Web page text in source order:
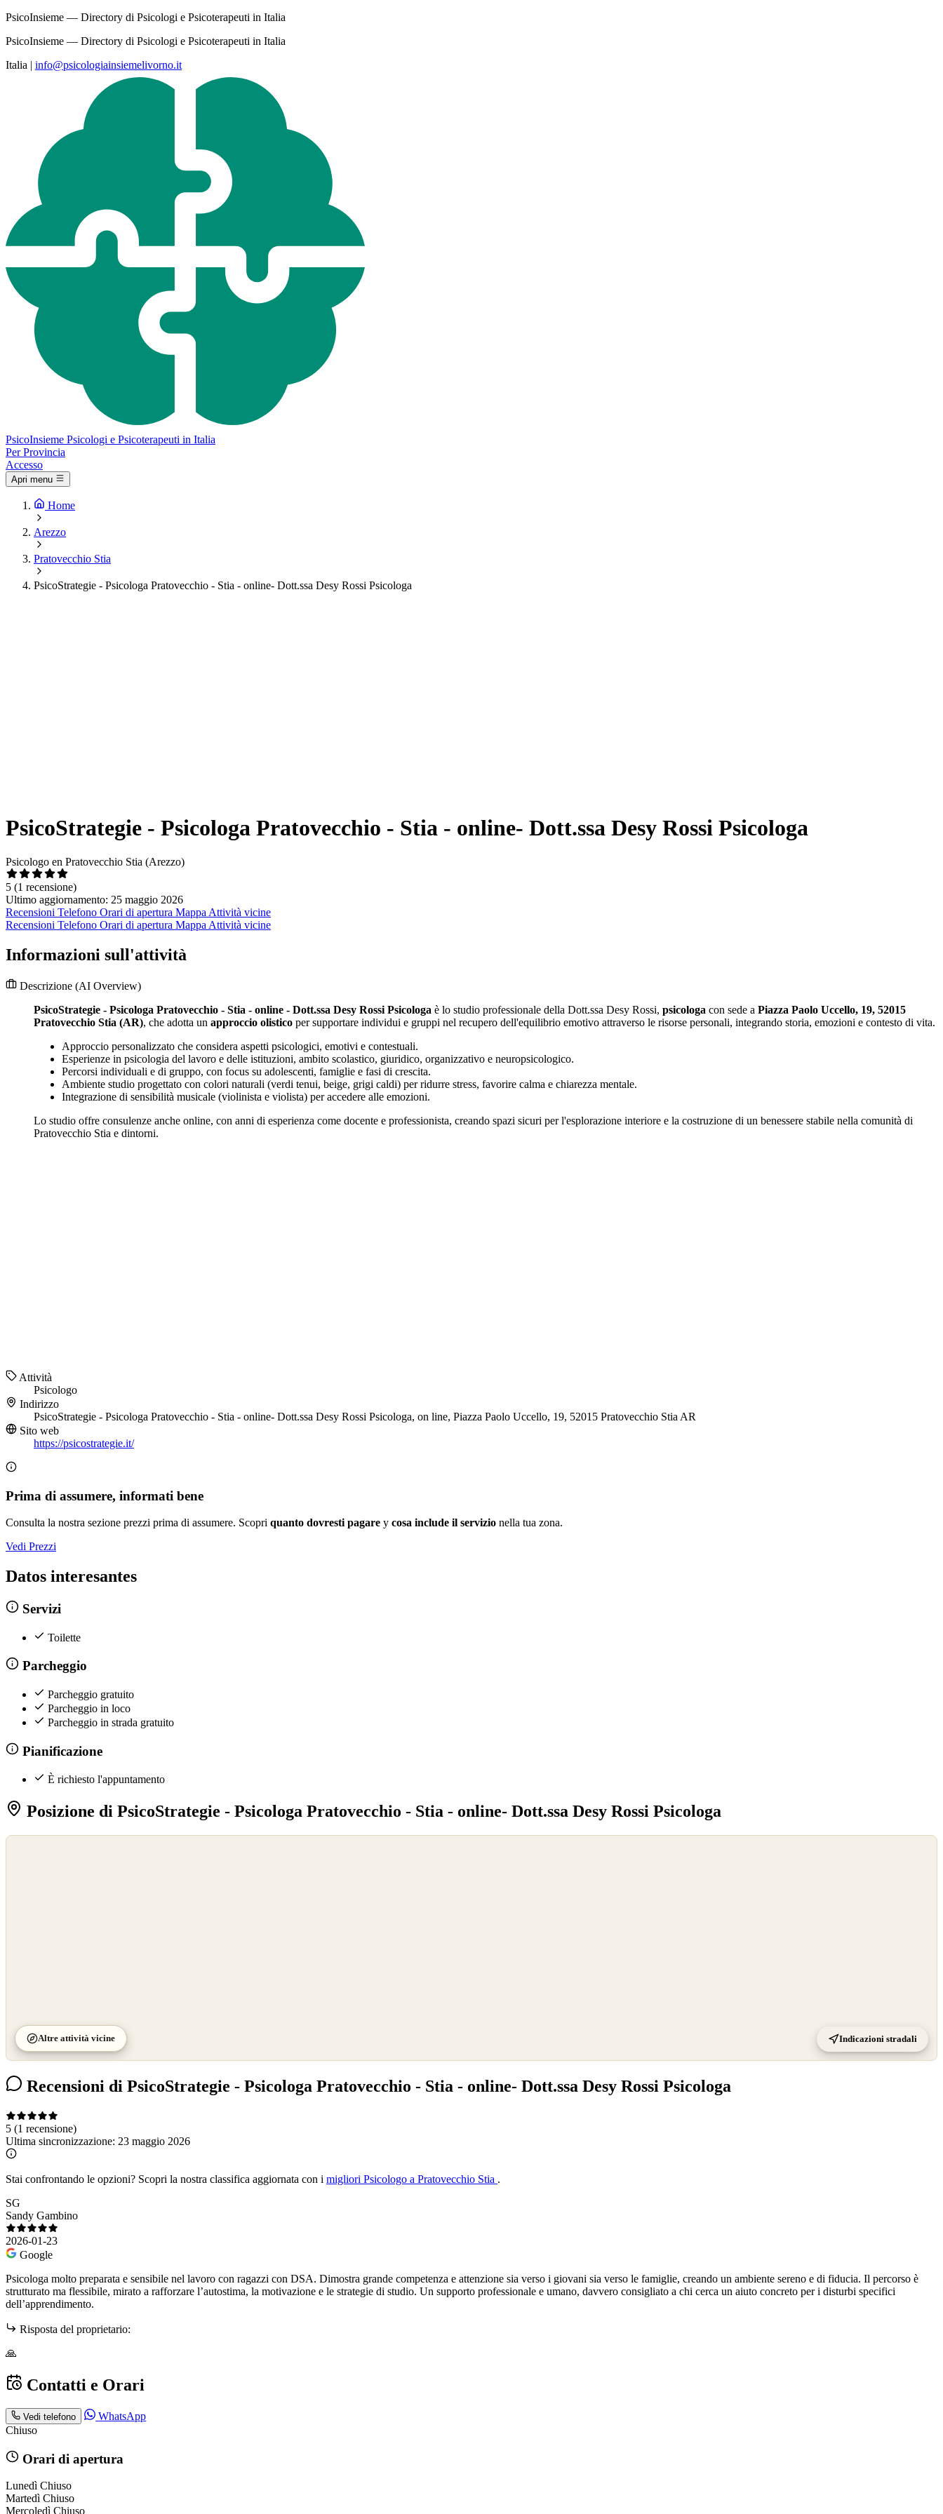
PsicoInsieme — Directory di Psicologi e Psicoterapeuti in Italia
PsicoInsieme — Directory di Psicologi e Psicoterapeuti in Italia
Italia | info@psicologiainsiemelivorno.it
PsicoInsieme Psicologi e Psicoterapeuti in Italia
Per Provincia
Accesso
Apri menu
Home
Arezzo
Pratovecchio Stia
PsicoStrategie - Psicologa Pratovecchio - Stia - online- Dott.ssa Desy Rossi Psicologa
PsicoStrategie - Psicologa Pratovecchio - Stia - online- Dott.ssa Desy Rossi Psicologa
Psicologo en Pratovecchio Stia (Arezzo)
5 (1 recensione)
Ultimo aggiornamento: 25 maggio 2026
Recensioni Telefono Orari di apertura Mappa Attività vicine
Recensioni Telefono Orari di apertura Mappa Attività vicine
Informazioni sull'attività
Descrizione (AI Overview)
PsicoStrategie - Psicologa Pratovecchio - Stia - online - Dott.ssa Desy Rossi Psicologa è lo studio professionale della Dott.ssa Desy Rossi, psicologa con sede a Piazza Paolo Uccello, 19, 52015
Pratovecchio Stia (AR), che adotta un approccio olistico per supportare individui e gruppi nel recupero dell'equilibrio emotivo attraverso le risorse personali, integrando storia, emozioni e contesto di vita.
Approccio personalizzato che considera aspetti psicologici, emotivi e contestuali.
Esperienze in psicologia del lavoro e delle istituzioni, ambito scolastico, giuridico, organizzativo e neuropsicologico.
Percorsi individuali e di gruppo, con focus su adolescenti, famiglie e fasi di crescita.
Ambiente studio progettato con colori naturali (verdi tenui, beige, grigi caldi) per ridurre stress, favorire calma e chiarezza mentale.
Integrazione di sensibilità musicale (violinista e violista) per accedere alle emozioni.
Lo studio offre consulenze anche online, con anni di esperienza come docente e professionista, creando spazi sicuri per l'esplorazione interiore e la costruzione di un benessere stabile nella comunità di
Pratovecchio Stia e dintorni.
Attività
Psicologo
Indirizzo
PsicoStrategie - Psicologa Pratovecchio - Stia - online- Dott.ssa Desy Rossi Psicologa, on line, Piazza Paolo Uccello, 19, 52015 Pratovecchio Stia AR
Sito web
https://psicostrategie.it/
Prima di assumere, informati bene
Consulta la nostra sezione prezzi prima di assumere. Scopri quanto dovresti pagare y cosa include il servizio nella tua zona.
Vedi Prezzi
Datos interesantes
Servizi
Toilette
Parcheggio
Parcheggio gratuito
Parcheggio in loco
Parcheggio in strada gratuito
Pianificazione
È richiesto l'appuntamento
Posizione di PsicoStrategie - Psicologa Pratovecchio - Stia - online- Dott.ssa Desy Rossi Psicologa
Altre attività vicine Indicazioni stradali
Recensioni di PsicoStrategie - Psicologa Pratovecchio - Stia - online- Dott.ssa Desy Rossi Psicologa
5 (1 recensione)
Ultima sincronizzazione: 23 maggio 2026
Stai confrontando le opzioni? Scopri la nostra classifica aggiornata con i migliori Psicologo a Pratovecchio Stia .
SG
Sandy Gambino
2026-01-23
Google
Psicologa molto preparata e sensibile nel lavoro con ragazzi con DSA. Dimostra grande competenza e attenzione sia verso i giovani sia verso le famiglie, creando un ambiente sereno e di fiducia. Il percorso è
strutturato ma flessibile, mirato a rafforzare l’autostima, la motivazione e le strategie di studio. Un supporto professionale e umano, davvero consigliato a chi cerca un aiuto concreto per i disturbi specifici
dell’apprendimento.
Risposta del proprietario:
🙏
Contatti e Orari
Vedi telefono
WhatsApp
Chiuso
Orari di apertura
Lunedì Chiuso
Martedì Chiuso
Mercoledì Chiuso